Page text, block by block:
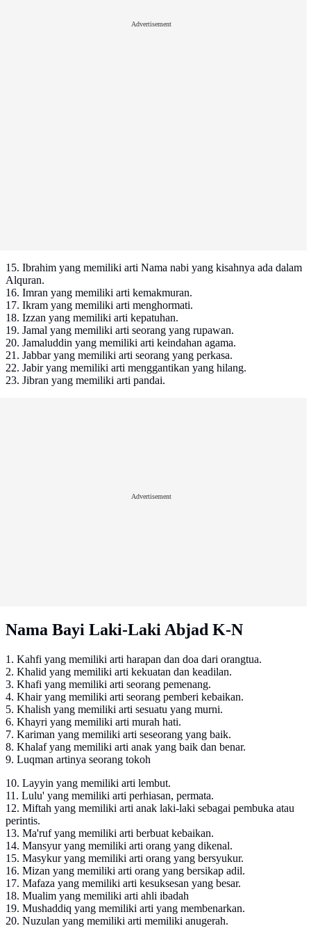
Advertisement
15. Ibrahim yang memiliki arti Nama nabi yang kisahnya ada dalam
Alquran.
16. Imran yang memiliki arti kemakmuran.
17. Ikram yang memiliki arti menghormati.
18. Izzan yang memiliki arti kepatuhan.
19. Jamal yang memiliki arti seorang yang rupawan.
20. Jamaluddin yang memiliki arti keindahan agama.
21. Jabbar yang memiliki arti seorang yang perkasa.
22. Jabir yang memiliki arti menggantikan yang hilang.
23. Jibran yang memiliki arti pandai.
Advertisement
Nama Bayi Laki-Laki Abjad K-N
1. Kahfi yang memiliki arti harapan dan doa dari orangtua.
2. Khalid yang memiliki arti kekuatan dan keadilan.
3. Khafi yang memiliki arti seorang pemenang.
4. Khair yang memiliki arti seorang pemberi kebaikan.
5. Khalish yang memiliki arti sesuatu yang murni.
6. Khayri yang memiliki arti murah hati.
7. Kariman yang memiliki arti seseorang yang baik.
8. Khalaf yang memiliki arti anak yang baik dan benar.
9. Luqman artinya seorang tokoh
10. Layyin yang memiliki arti lembut.
11. Lulu' yang memiliki arti perhiasan, permata.
12. Miftah yang memiliki arti anak laki-laki sebagai pembuka atau
perintis.
13. Ma'ruf yang memiliki arti berbuat kebaikan.
14. Mansyur yang memiliki arti orang yang dikenal.
15. Masykur yang memiliki arti orang yang bersyukur.
16. Mizan yang memiliki arti orang yang bersikap adil.
17. Mafaza yang memiliki arti kesuksesan yang besar.
18. Mualim yang memiliki arti ahli ibadah
19. Mushaddiq yang memiliki arti yang membenarkan.
20. Nuzulan yang memiliki arti memiliki anugerah.